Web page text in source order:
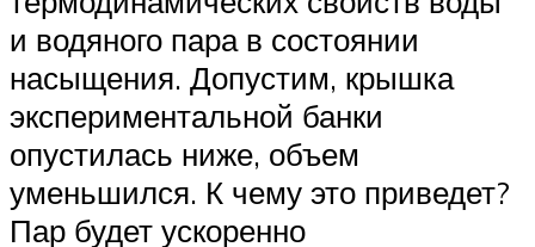
и водяного пара в состоянии
насыщения. Допустим, крышка
экспериментальной банки
опустилась ниже, объем
уменьшился. К чему это приведет?
Пар будет ускоренно